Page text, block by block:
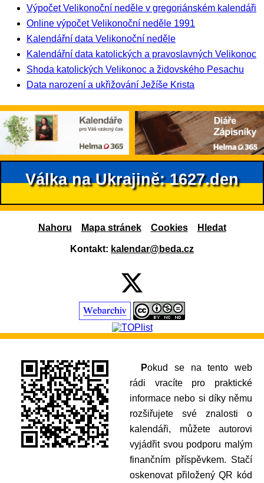
Výpočet Velikonoční neděle v gregoriánském kalendáři
Online výpočet Velikonoční neděle 1991
Kalendářní data Velikonoční neděle
Kalendářní data katolických a pravoslavných Velikonoc
Shoda katolických Velikonoc a židovského Pesachu
Data narození a ukřižování Ježíše Krista
Válka na Ukrajině: 1627.den
Nahoru Mapa stránek Cookies Hledat
Kontakt: kalendar@beda.cz
Pokud se na tento web
rádi vracíte pro praktické
informace nebo si díky němu
rozšiřujete své znalosti o
kalendáři, můžete autorovi
vyjádřit svou podporu malým
finančním příspěvkem. Stačí
oskenovat přiložený QR kód